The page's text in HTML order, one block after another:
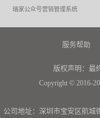
瑞家公众号营销管理系统
服务帮助
版权声明：最
Copyright © 2016-
公司地址：深圳市宝安区航城